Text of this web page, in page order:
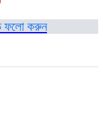
ফলো করুন